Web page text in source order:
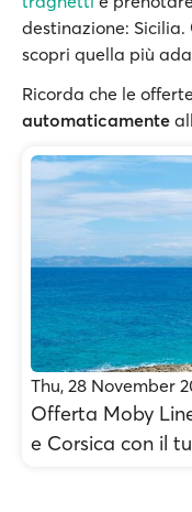
destinazione:
scopri quella più
Ricorda che le
automaticamente
Thu, 28 November
Offerta Moby
e Corsica con il